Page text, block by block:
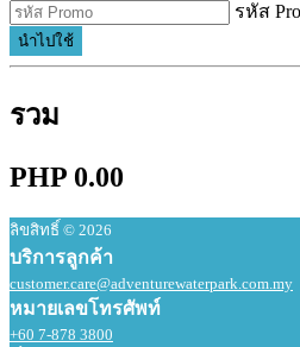
รหัส
นำไปใช้
รวม
PHP 0.00
ลิขสิทธิ์ © 2026
บริการลูกค้า
customer.care@adventurewaterpark.com.my
หมายเลขโทรศัพท์
+60 7-878 3800